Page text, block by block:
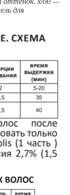
для